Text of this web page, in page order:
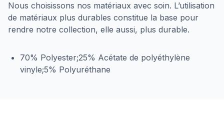
Nous choisissons nos matériaux avec soin. L’utilisation
de matériaux plus durables constitue la base pour
rendre notre collection, elle aussi, plus durable.
70% Polyester;25% Acétate de polyéthylène
vinyle;5% Polyuréthane